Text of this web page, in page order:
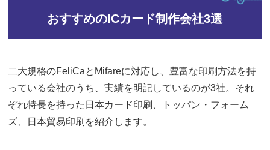
おすすめのICカード制作会社3選
二大規格のFeliCaとMifareに対応し、豊富な印刷方法を持
っている会社のうち、実績を明記しているのが3社。それ
ぞれ特長を持った日本カード印刷、トッパン・フォーム
ズ、日本貿易印刷を紹介します。